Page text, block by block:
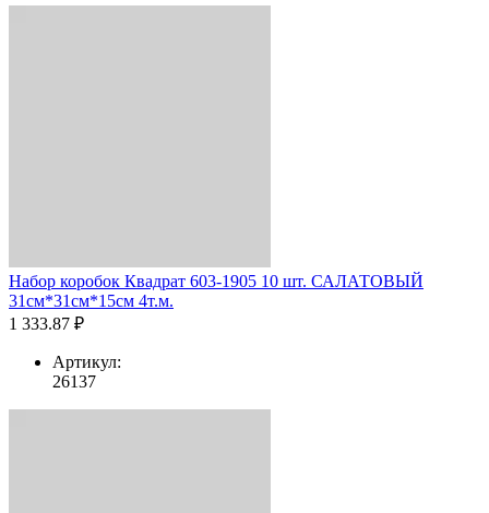
Набор коробок Квадрат 603-1905 10 шт. САЛАТОВЫЙ
31см*31см*15см 4т.м.
1 333.87 ₽
Артикул:
26137